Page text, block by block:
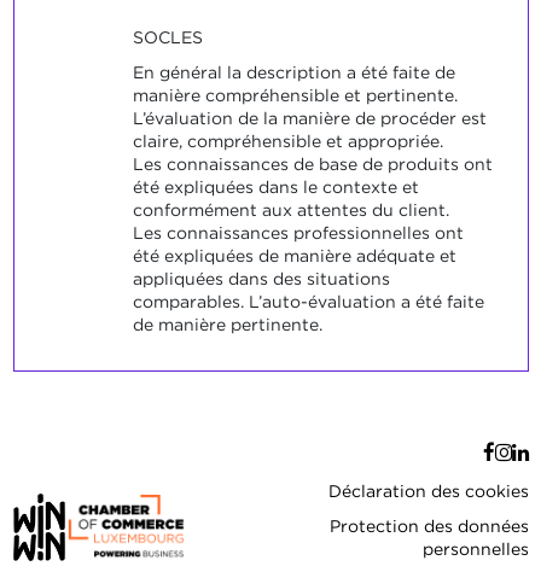
SOCLES
En général la description a été faite de
manière compréhensible et pertinente.
L’évaluation de la manière de procéder est
claire, compréhensible et appropriée.
Les connaissances de base de produits ont
été expliquées dans le contexte et
conformément aux attentes du client.
Les connaissances professionnelles ont
été expliquées de manière adéquate et
appliquées dans des situations
comparables. L’auto-évaluation a été faite
de manière pertinente.
Déclaration des cookies
Protection des données
personnelles